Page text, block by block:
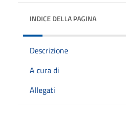
INDICE DELLA PAGINA
Descrizione
A cura di
Allegati